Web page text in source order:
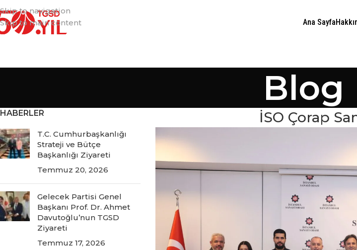
Skip to navigation
Skip to main content
Ana Sayfa
Blog
HABERLER
T.C. Cumhurbaşkanlığı
Strateji ve Bütçe
Başkanlığı Ziyareti
Temmuz 20, 2026
Gelecek Partisi Genel
Başkanı Prof. Dr. Ahmet
Davutoğlu’nun TGSD
Ziyareti
Temmuz 17, 2026
İSO Çorap